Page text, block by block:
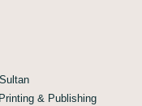
& Publishing